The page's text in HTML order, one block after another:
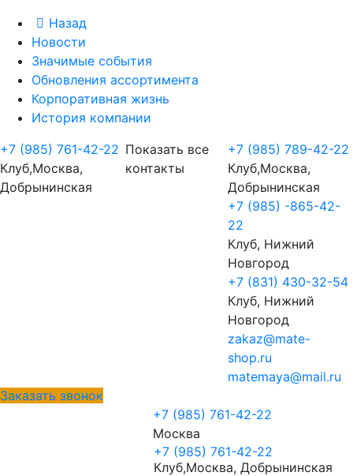
Назад
Новости
Значимые события
Обновления ассортимента
Корпоративная жизнь
История компании
+7 (985) 761-42-22
Клуб,Москва,
Добрынинская
Показать все
контакты
+7 (985) 789-42-22
Клуб,Москва,
Добрынинская
+7 (985) -865-42-
22
Клуб, Нижний
Новгород
+7 (831) 430-32-54
Клуб, Нижний
Новгород
zakaz@mate-
shop.ru
matemaya@mail.ru
Заказать звонок
+7 (985) 761-42-22
Москва
+7 (985) 761-42-22
Клуб,Москва, Добрынинская